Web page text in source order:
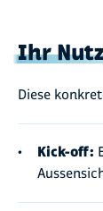
Ihr
Diese
Kick-off: